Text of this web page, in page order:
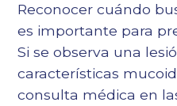
Reconocer cuándo
es importante para
Si se observa una
características
consulta médica en